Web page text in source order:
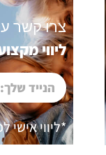
צרו קשר
ליווי
*ליווי אישי